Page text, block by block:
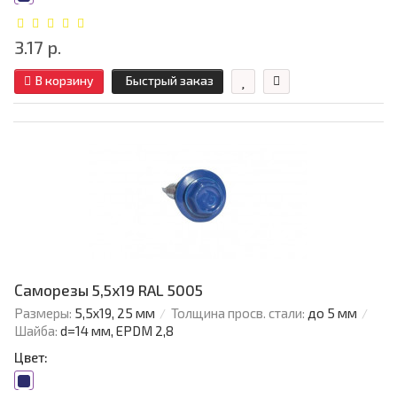
3.17 р.
В корзину Быстрый заказ
Саморезы 5,5х19 RAL 5005
Размеры: 5,5х19, 25 мм Толщина просв. стали: до 5 мм
Шайба: d=14 мм, EPDM 2,8
Цвет: